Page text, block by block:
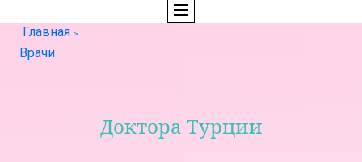
Главная >
Врачи
Доктора Турции